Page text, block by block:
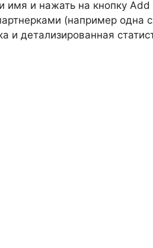
имя и нажать на кнопку
(например одна
и детализированная